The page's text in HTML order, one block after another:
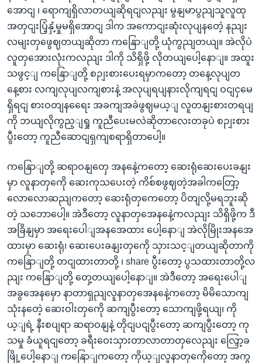
အောငျ ၊ ရောကျရှိလာတယျဆိုရငျလညျး မွနျမာပွညျသူလူထု
အတှငျးပြံ့နှံ့မှုမရှိအောငျ ဒါက အကောငျးဆုံးလုပျနတေဲ့ နညျး
လမျးတှဖွေဈတယျဆိုတာ ကနြောျတို့ ယုံကွညျတယျ။ အဲလိုပဲ
လူတှအေားလုံးကလညျး ဒါကို သိရှိဖို့ လိုတယျပေါ့နောျ။ အထူး
သဖွင့ျ ကနြောျတို့ စဉျးစားပေးရမှာကတော့ တနေ့လုပျတ
နေ့စား လကျလုပျလကျစားနဲ့ အလုပျရပျနားလိုကျရငျ ဝငျငှမေ
ရှိရငျ စားဝတျနရေေး အခကျအခဲဖွဈမယ့ျ လူတနျးစားတရပျ
ကို ဘယျလိုကွည့ျရှု ကူညီပေးမလဲဆိုတာလေးတခုပဲ စဉျးစား
ပွီးတော့ ကူညီဆောငျရှကျစရာရှိတာပေါ့။
ကနြောျတို့ ဆရာဝနျတှေ အနနေဲ့ကတော့ ဆေးရုံဆေးပေးခနျး
မှာ လူနာတှကေို ဆေးကုသပေးတဲ့ ကိစ်စဖွဈတဲ့အခါကတြော့
လောလောဆညျကတော့ ဆေးရုံတှကေတော့ ပိတျလို့မရဘူးဆို
တဲ့ သဘောပေါ့။ အဲဒီတော့ လူနာတှအေနနေဲ့ကလညျး သိရှိဖို့က ဒီ
အခြိနျမှာ အရေးပေါျအနအေထား ပေါ့နောျ အဲလိုမြိုးအနအေ
ထားမှာ ဆေးရုံ၊ ဆေးပေးခနျးတှကေို သှားသင့ျတယျဆိုတာကို
ကနြောျတို့ တငျထားတာတို့ ၊ share ပွီးတော့ ပွသထားတာတို့လ
ညျး ကနြောျတို့ တှေ့တယျပေါ့နောျ။ အဲဒီတော့ အရေးပေါျ
အခွအေနမှော နာတာရှညျလူနာတှအေနနေဲ့ကတော့ မိမိသောကျ
သုံးနတေဲ့ ဆေးဝါးတှကေို ဆကျပွီးတော့ သောကျဖို့ရယျ၊ ကို
ယ့ျရဲ့ နီးစပျရာ ဆရာဝနျနဲ့ တိုငျပငျပွီးတော့ ဆကျပွီးတော့ ကု
သမှု ခံယူရငျတော့ ခရီးဝေးသှားတာလာတာတှလေညျး လြှော့ခ
ဖြို့ပေါ့နောျ ကနြောျကတော့ ကိုယ့ျလူနာတှကေိုတော့ အကွ